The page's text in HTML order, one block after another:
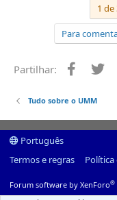
1 de
Para
Partilhar:
Tudo sobre o UMM
Português
Termos e regras
Política
Forum software by XenForo®